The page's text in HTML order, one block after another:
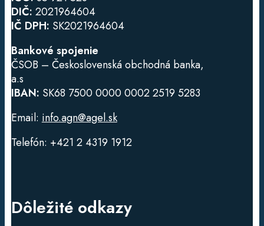
DIČ: 2021964604
IČ DPH: SK2021964604
Bankové spojenie
ČSOB – Československá obchodná banka,
a.s
IBAN: SK68 7500 0000 0002 2519 5283
Email: info.agn@agel.sk
Telefón: +421 2 4319 1912
Dôležité odkazy